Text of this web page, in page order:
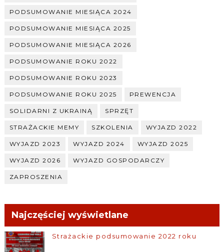
PODSUMOWANIE MIESIĄCA 2024
PODSUMOWANIE MIESIĄCA 2025
PODSUMOWANIE MIESIĄCA 2026
PODSUMOWANIE ROKU 2022
PODSUMOWANIE ROKU 2023
PODSUMOWANIE ROKU 2025 PREWENCJA
SOLIDARNI Z UKRAINĄ SPRZĘT
STRAŻACKIE MEMY SZKOLENIA WYJAZD 2022
WYJAZD 2023 WYJAZD 2024 WYJAZD 2025
WYJAZD 2026 WYJAZD GOSPODARCZY
ZAPROSZENIA
Najczęściej wyświetlane
Strażackie podsumowanie 2022 roku